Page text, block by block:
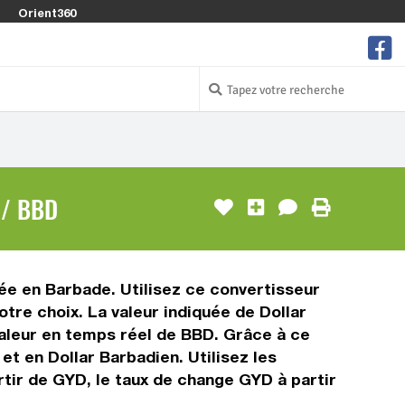
Orient360
/ BBD
en Barbade. Utilisez ce convertisseur
choix. La valeur indiquée de Dollar
en temps réel de BBD. Grâce à ce
en Dollar Barbadien. Utilisez les
de GYD, le taux de change GYD à partir